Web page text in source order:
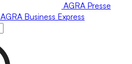
AGRA Presse
AGRA Business Express